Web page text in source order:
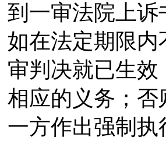
到一审法院上
如在法定期限
审判决就已生
相应的义务；
一方作出强制执